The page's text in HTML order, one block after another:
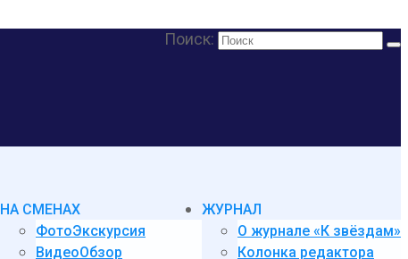
Поиск:
НА СМЕНАХ
ФотоЭкскурсия
ВидеоОбзор
ЖУРНАЛ
О журнале «К звёздам»
Колонка редактора